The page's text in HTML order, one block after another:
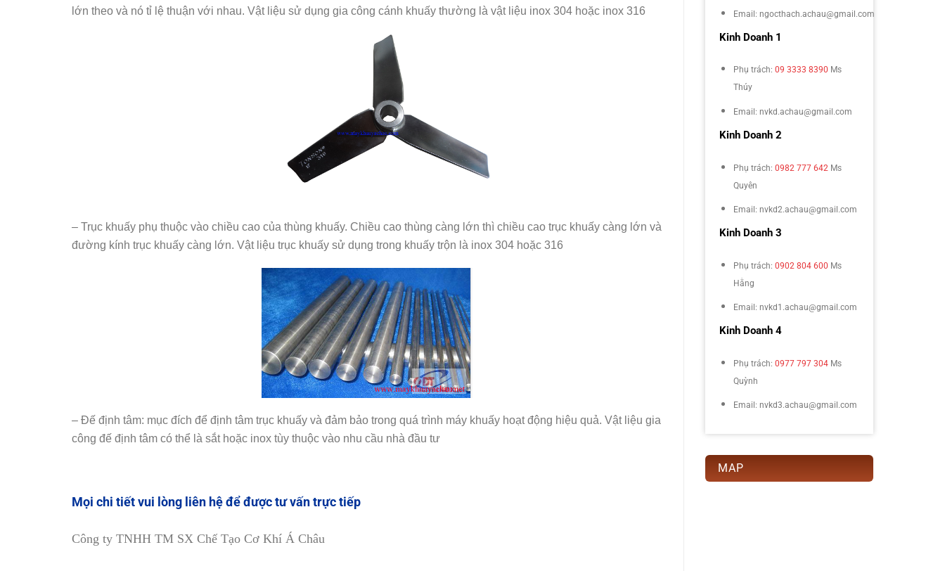
lớn theo và nó tỉ lệ thuận với nhau. Vật liệu sử dụng gia công cánh khuấy thường là vật liệu inox 304 hoặc inox 316
– Trục khuấy phụ thuộc vào chiều cao của thùng khuấy. Chiều cao thùng càng lớn thì chiều cao trục khuấy càng lớn và
đường kính trục khuấy càng lớn. Vật liệu trục khuấy sử dụng trong khuấy trộn là inox 304 hoặc 316
– Đế định tâm: mục đích để định tâm trục khuấy và đảm bảo trong quá trình máy khuấy hoạt động hiệu quả. Vật liệu gia
công đế định tâm có thể là sắt hoặc inox tùy thuộc vào nhu cầu nhà đầu tư
Mọi chi tiết vui lòng liên hệ để được tư vấn trực tiếp
Công ty TNHH TM SX Chế Tạo Cơ Khí Á Châu
Email: ngocthach.achau@gmail.com
Kinh Doanh 1
Phụ trách: 09 3333 8390 Ms
Thúy
Email: nvkd.achau@gmail.com
Kinh Doanh 2
Phụ trách: 0982 777 642 Ms
Quyên
Email: nvkd2.achau@gmail.com
Kinh Doanh 3
Phụ trách: 0902 804 600 Ms
Hằng
Email: nvkd1.achau@gmail.com
Kinh Doanh 4
Phụ trách: 0977 797 304 Ms
Quỳnh
Email: nvkd3.achau@gmail.com
MAP